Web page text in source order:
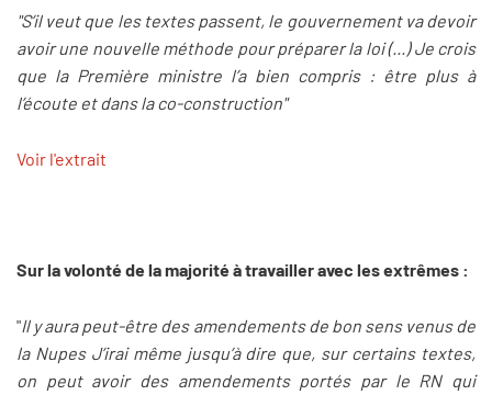
"S’il veut que les textes passent, le gouvernement va devoir
avoir une nouvelle méthode pour préparer la loi (...) Je crois
que la Première ministre l’a bien compris : être plus à
l’écoute et dans la co-construction"
Voir l'extrait
Sur la volonté de la majorité à travailler avec les extrêmes :
"Il y aura peut-être des amendements de bon sens venus de
la Nupes J’irai même jusqu’à dire que, sur certains textes,
on peut avoir des amendements portés par le RN qui